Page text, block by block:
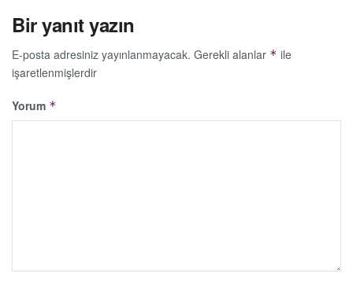
Bir yanıt yazın
E-posta adresiniz yayınlanmayacak. Gerekli alanlar * ile
işaretlenmişlerdir
Yorum *